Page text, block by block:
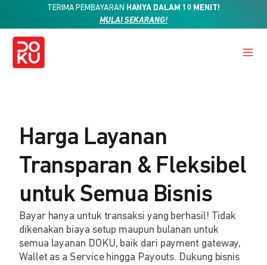
TERIMA PEMBAYARAN HANYA DALAM 10 MENIT!
MULAI SEKARANG!
Harga Layanan
Transparan & Fleksibel
untuk Semua Bisnis
Bayar hanya untuk transaksi yang berhasil! Tidak
dikenakan biaya setup maupun bulanan untuk
semua layanan DOKU, baik dari payment gateway,
Wallet as a Service hingga Payouts. Dukung bisnis